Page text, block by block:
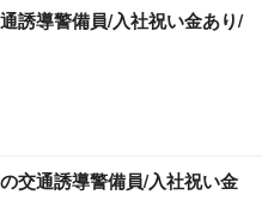
誘導警備員/入社祝い金あり/
交通誘導警備員/入社祝い金